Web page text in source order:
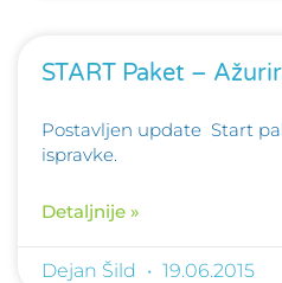
START Paket –
Postavljen update Start
ispravke.
Detaljnije »
Dejan Šild 19.06.2015